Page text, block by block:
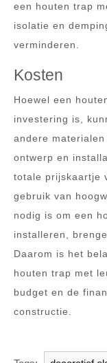
een houten trap
isolatie en
verminderen.
Kosten
Hoewel een
investering is,
andere
ontwerp en
totale prijskaartje
gebruik van
nodig is om een
installeren,
Daarom is het
houten trap met
budget en de
constructie.